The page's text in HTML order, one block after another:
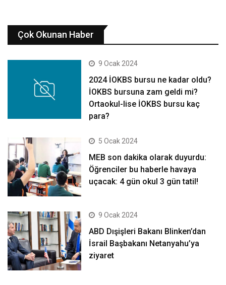
Çok Okunan Haber
9 Ocak 2024
2024 İOKBS bursu ne kadar oldu?
İOKBS bursuna zam geldi mi?
Ortaokul-lise İOKBS bursu kaç
para?
5 Ocak 2024
MEB son dakika olarak duyurdu:
Öğrenciler bu haberle havaya
uçacak: 4 gün okul 3 gün tatil!
9 Ocak 2024
ABD Dışişleri Bakanı Blinken’dan
İsrail Başbakanı Netanyahu’ya
ziyaret